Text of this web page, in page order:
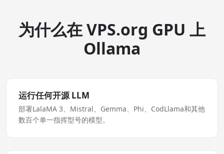
为什么在 VPS.org GPU 上
Ollama
运行任何开源 LLM
部署LalaMA 3、Mistral、Gemma、Phi、CodLlama和其他
数百个单一指挥型号的模型。